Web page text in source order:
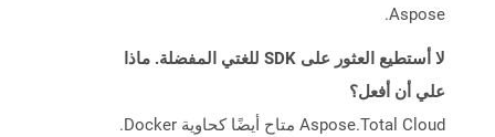
Aspose.
لا أستطيع العثور على SDK للغتي المفضلة. ماذا
علي أن أفعل؟
Aspose.Total Cloud متاح أيضًا كحاوية Docker.